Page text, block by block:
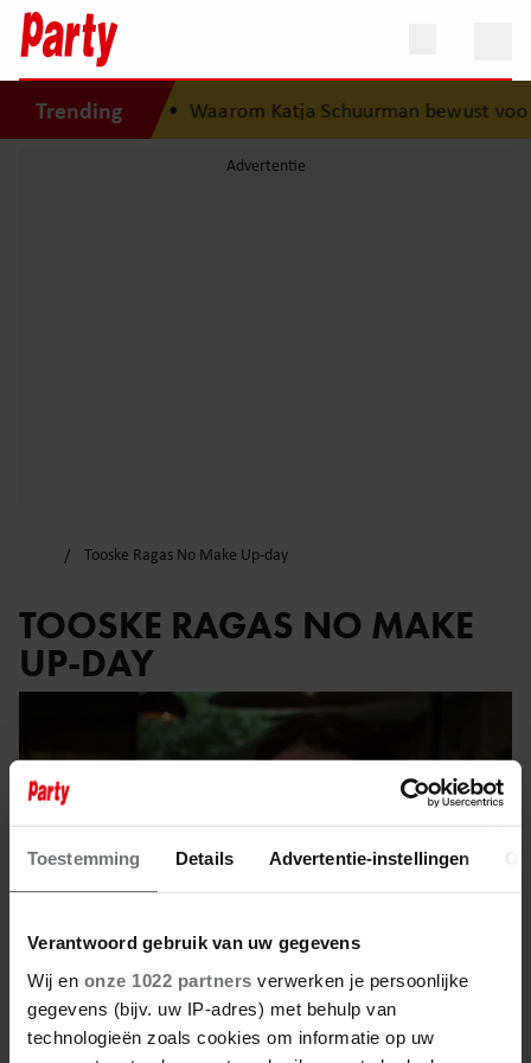
Toestemming Details Advertentie-instellingen
Verantwoord gebruik van uw gegevens
Wij en onze 1022 partners verwerken je persoonlijke
gegevens (bijv. uw IP-adres) met behulp van
technologieën zoals cookies om informatie op uw
Trending
vergeten’ •Waarom Katja Schuurman bewust voor
Tooske Ragas No Make Up-day
TOOSKE RAGAS NO MAKE
UP-DAY